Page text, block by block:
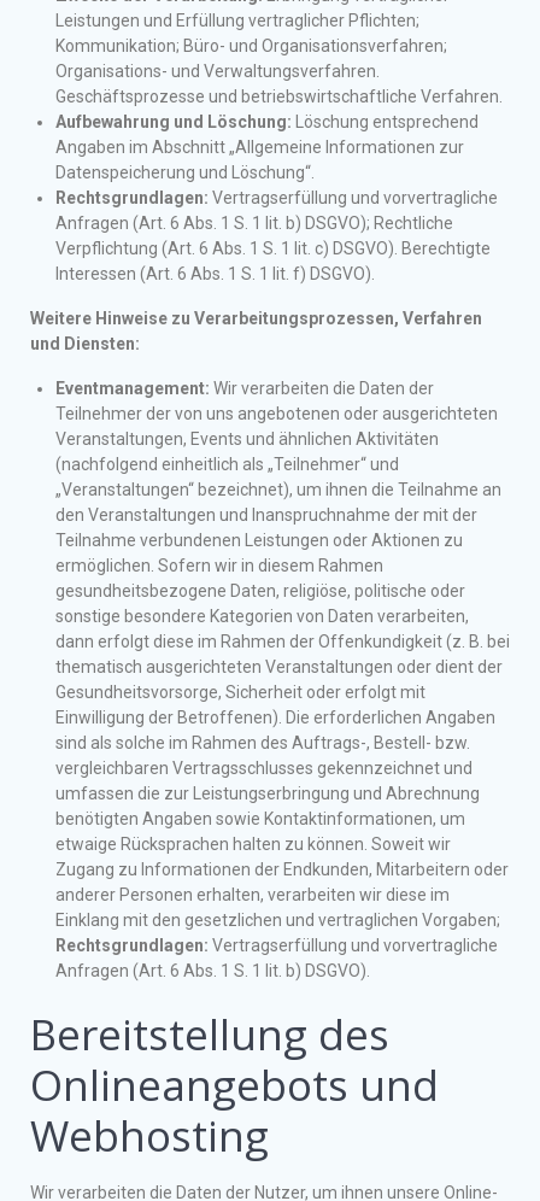
Leistungen und Erfüllung vertraglicher Pflichten;
Kommunikation; Büro- und Organisationsverfahren;
Organisations- und Verwaltungsverfahren.
Geschäftsprozesse und betriebswirtschaftliche Verfahren.
Aufbewahrung und Löschung: Löschung entsprechend
Angaben im Abschnitt „Allgemeine Informationen zur
Datenspeicherung und Löschung“.
Rechtsgrundlagen: Vertragserfüllung und vorvertragliche
Anfragen (Art. 6 Abs. 1 S. 1 lit. b) DSGVO); Rechtliche
Verpflichtung (Art. 6 Abs. 1 S. 1 lit. c) DSGVO). Berechtigte
Interessen (Art. 6 Abs. 1 S. 1 lit. f) DSGVO).
Weitere Hinweise zu Verarbeitungsprozessen, Verfahren
und Diensten:
Eventmanagement: Wir verarbeiten die Daten der
Teilnehmer der von uns angebotenen oder ausgerichteten
Veranstaltungen, Events und ähnlichen Aktivitäten
(nachfolgend einheitlich als „Teilnehmer“ und
„Veranstaltungen“ bezeichnet), um ihnen die Teilnahme an
den Veranstaltungen und Inanspruchnahme der mit der
Teilnahme verbundenen Leistungen oder Aktionen zu
ermöglichen. Sofern wir in diesem Rahmen
gesundheitsbezogene Daten, religiöse, politische oder
sonstige besondere Kategorien von Daten verarbeiten,
dann erfolgt diese im Rahmen der Offenkundigkeit (z. B. bei
thematisch ausgerichteten Veranstaltungen oder dient der
Gesundheitsvorsorge, Sicherheit oder erfolgt mit
Einwilligung der Betroffenen). Die erforderlichen Angaben
sind als solche im Rahmen des Auftrags-, Bestell- bzw.
vergleichbaren Vertragsschlusses gekennzeichnet und
umfassen die zur Leistungserbringung und Abrechnung
benötigten Angaben sowie Kontaktinformationen, um
etwaige Rücksprachen halten zu können. Soweit wir
Zugang zu Informationen der Endkunden, Mitarbeitern oder
anderer Personen erhalten, verarbeiten wir diese im
Einklang mit den gesetzlichen und vertraglichen Vorgaben;
Rechtsgrundlagen: Vertragserfüllung und vorvertragliche
Anfragen (Art. 6 Abs. 1 S. 1 lit. b) DSGVO).
Bereitstellung des
Onlineangebots und
Webhosting
Wir verarbeiten die Daten der Nutzer, um ihnen unsere Online-